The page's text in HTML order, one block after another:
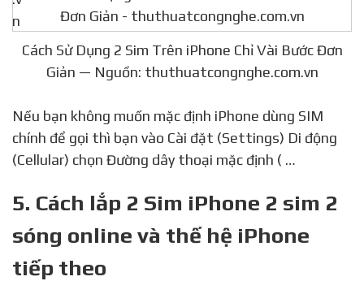
Cách Sử Dụng 2 Sim Trên iPhone Chỉ Vài Bước Đơn
Giản — Nguồn: thuthuatcongnghe.com.vn
Nếu bạn không muốn mặc định iPhone dùng SIM
chính để gọi thì bạn vào Cài đặt (Settings) Di động
(Cellular) chọn Đường dây thoại mặc định ( …
5. Cách lắp 2 Sim iPhone 2 sim 2
sóng online và thế hệ iPhone
tiếp theo